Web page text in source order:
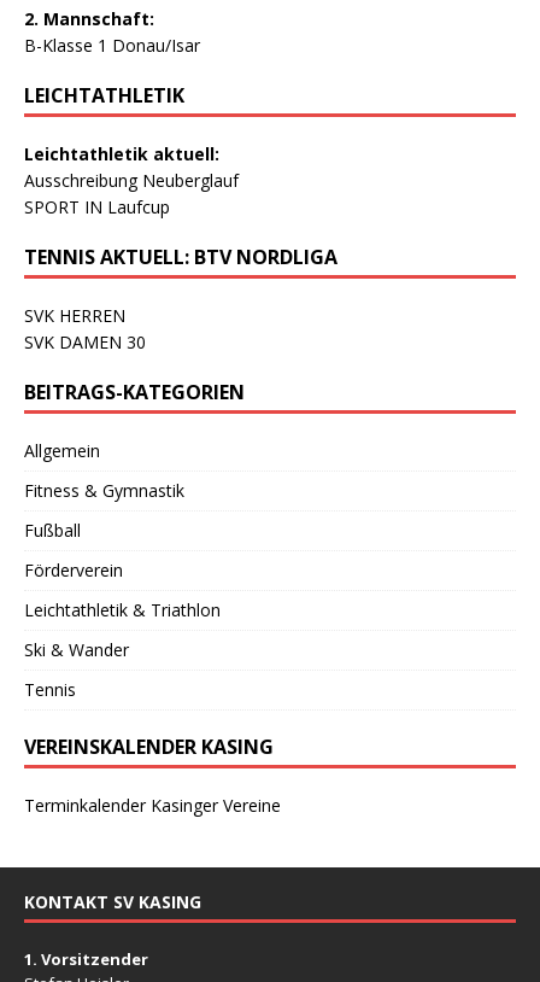
2. Mannschaft:
B-Klasse 1 Donau/Isar
LEICHTATHLETIK
Leichtathletik aktuell:
Ausschreibung Neuberglauf
SPORT IN Laufcup
TENNIS AKTUELL: BTV NORDLIGA
SVK HERREN
SVK DAMEN 30
BEITRAGS-KATEGORIEN
Allgemein
Fitness & Gymnastik
Fußball
Förderverein
Leichtathletik & Triathlon
Ski & Wander
Tennis
VEREINSKALENDER KASING
Terminkalender Kasinger Vereine
KONTAKT SV KASING
1. Vorsitzender